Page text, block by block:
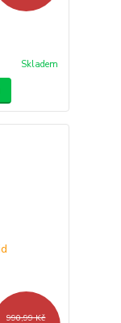
Skladem
990,99 Kč